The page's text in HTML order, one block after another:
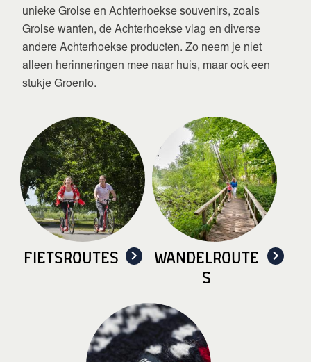
unieke Grolse en Achterhoekse souvenirs, zoals
Grolse wanten, de Achterhoekse vlag en diverse
andere Achterhoekse producten. Zo neem je niet
alleen herinneringen mee naar huis, maar ook een
stukje Groenlo.
Fietsroutes
Wandelroute
s